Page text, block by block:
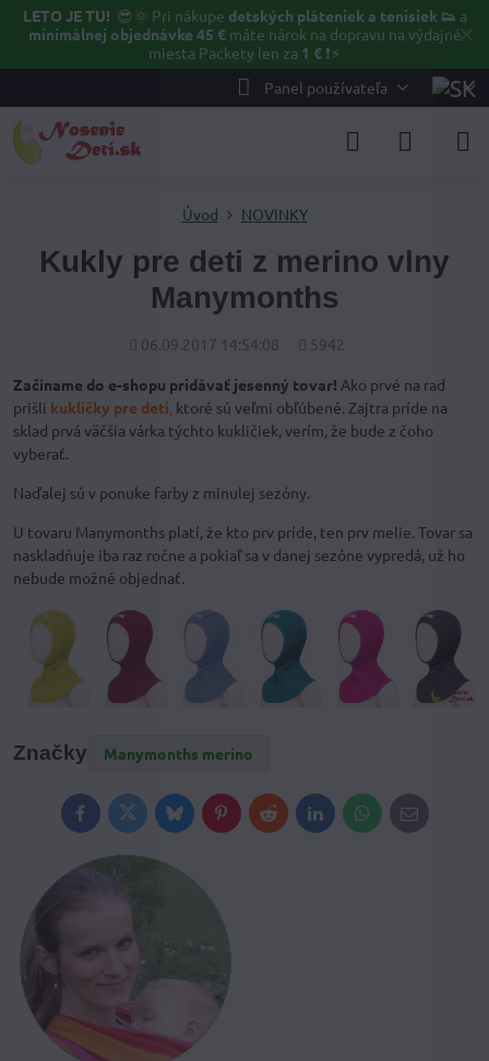
✕
LETO JE TU! 😎🌞 Pri nákupe detských pláteniek a tenisiek 👟 a
minimálnej objednávke 45 €máte nárok na dopravu na výdajné
miesta Packety len za 1 € ❗⚡️
Panel používateľa
Úvod NOVINKY
Kukly pre deti z merino vlny
Manymonths
Pridané
06.09.2017 14:54:08
Počet
5942
Začíname do e-shopu pridávať jesenný tovar! Ako prvé na rad
prišli kukličky pre deti, ktoré sú veľmi obľúbené. Zajtra príde na
sklad prvá väčšia várka týchto kukličiek, verím, že bude z čoho
vyberať.
Naďalej sú v ponuke farby z minulej sezóny.
U tovaru Manymonths platí, že kto prv príde, ten prv melie. Tovar sa
naskladňuje iba raz ročne a pokiaľ sa v danej sezóne vypredá, už ho
nebude možné objednať.
Značky Manymonths merino
FacebookTwitterBlueskyPinterestRedditLinkedInWhatsApp
E-
mail